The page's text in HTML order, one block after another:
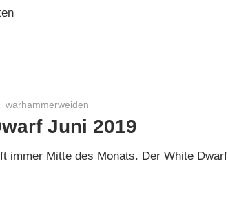
warhammerweiden
Juni 2019
immer Mitte des Monats. Der White Dwarf